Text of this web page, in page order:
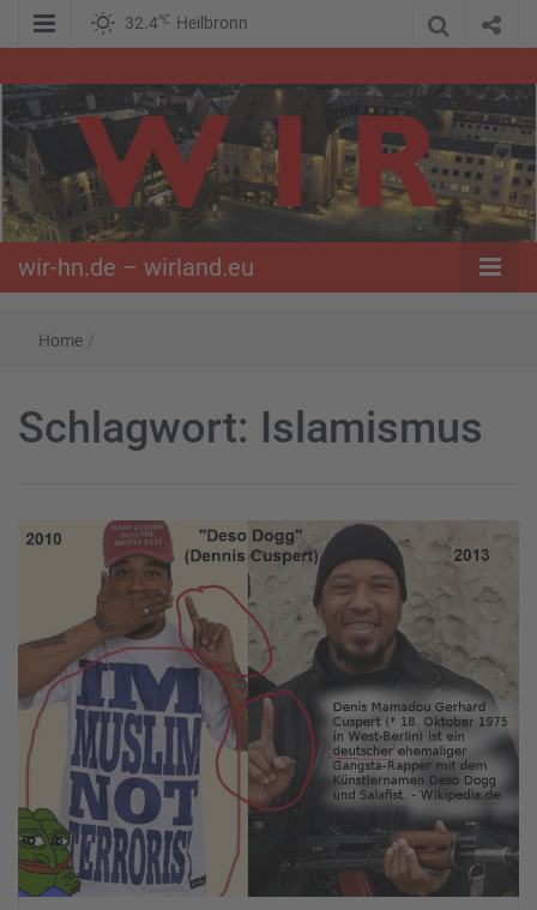
32.4℃ Heilbronn
wir-hn.de –
wirland.eu
wir-hn.de – wirland.eu
Home /
Schlagwort: Islamismus